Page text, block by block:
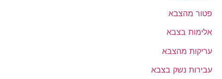
פטור מהצבא
אלימות בצבא
עריקות מהצבא
עבירות נשק בצבא